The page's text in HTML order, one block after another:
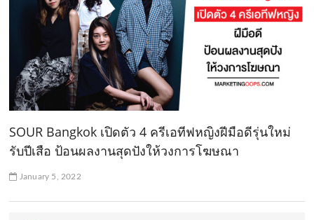
SOUR Bangkok เปิดตัว 4 ครีเอทีฟหญิงฝีมือดีรุ่นใหม่
รับปีเสือ ป้อนผลงานสุดปังให้วงการโฆษณา
January 5, 2022